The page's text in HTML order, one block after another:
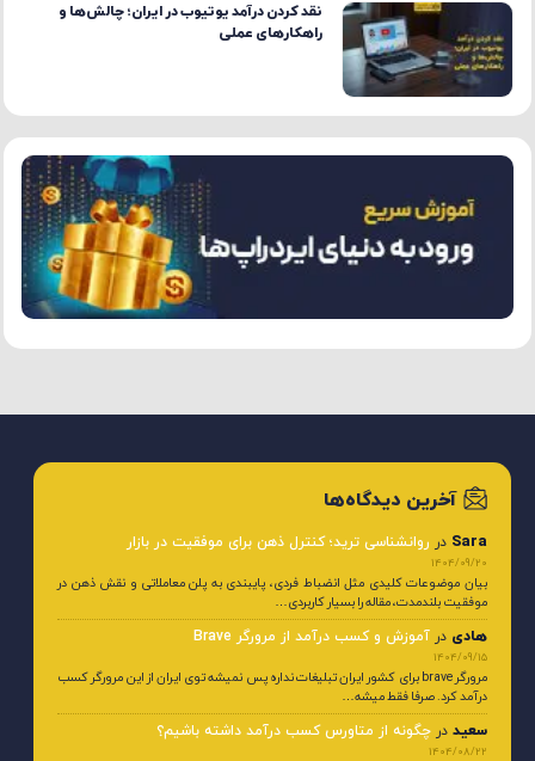
نقد کردن درآمد یوتیوب در ایران؛ چالش‌ها و
راهکارهای عملی
آخرین دیدگاه‌ها
Sara در روانشناسی ترید؛ کنترل ذهن برای موفقیت در بازار
1404/09/20
بیان موضوعات کلیدی مثل انضباط فردی، پایبندی به پلن معاملاتی و نقش ذهن در
موفقیت بلندمدت، مقاله را بسیار کاربردی…
هادی در آموزش و کسب درآمد از مرورگر Brave
1404/09/15
مرورگر brave برای کشور ایران تبلیغات نداره پس نمیشه توی ایران از این مرورگر کسب
درآمد کرد. صرفا فقط میشه…
سعید در چگونه از متاورس کسب درآمد داشته باشیم؟
1404/08/22